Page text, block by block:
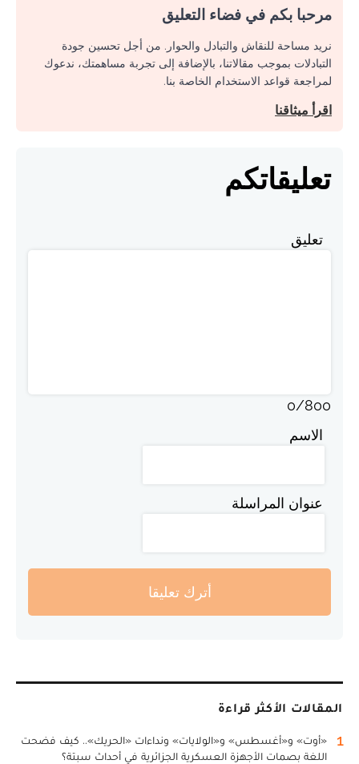
مرحبا بكم في فضاء التعليق
نريد مساحة للنقاش والتبادل والحوار. من أجل تحسين جودة
التبادلات بموجب مقالاتنا، بالإضافة إلى تجربة مساهمتك، ندعوك
لمراجعة قواعد الاستخدام الخاصة بنا.
اقرأ ميثاقنا
تعليقاتكم
تعليق
0/800
الاسم
عنوان المراسلة
أترك تعليقا
المقالات الأكثر قراءة
1
«أوت» و«أغسطس» و«الولايات» ونداءات «الحريك».. كيف فضحت
اللغة بصمات الأجهزة العسكرية الجزائرية في أحداث سبتة؟